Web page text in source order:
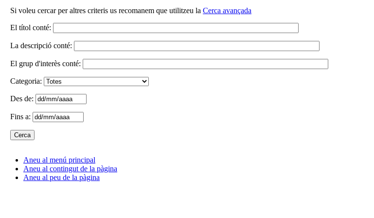
Si voleu cercar per altres criteris us recomanem que utilitzeu la Cerca avançada
El títol conté:
La descripció conté:
El grup d'interès conté:
Categoria:
Des de:
Fins a:
Aneu al menú principal
Aneu al contingut de la pàgina
Aneu al peu de la pàgina